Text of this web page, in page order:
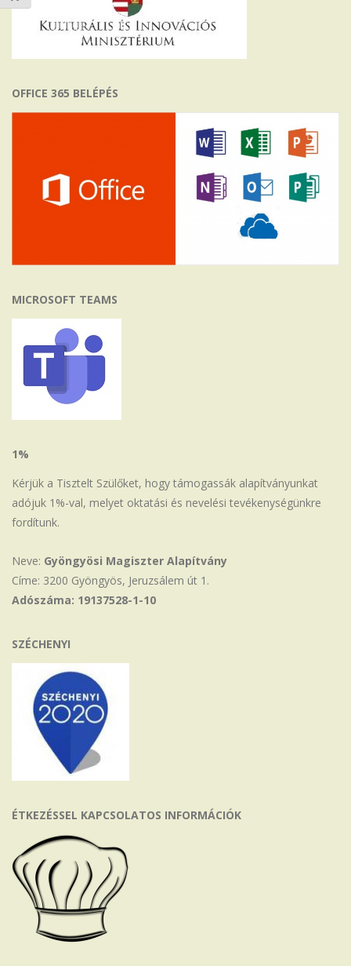
OFFICE 365 BELÉPÉS
MICROSOFT TEAMS
1%
Kérjük a Tisztelt Szülőket, hogy támogassák alapítványunkat
adójuk 1%-val, melyet oktatási és nevelési tevékenységünkre
fordítunk.
Neve: Gyöngyösi Magiszter Alapítvány
Címe: 3200 Gyöngyös, Jeruzsálem út 1.
Adószáma: 19137528-1-10
SZÉCHENYI
ÉTKEZÉSSEL KAPCSOLATOS INFORMÁCIÓK